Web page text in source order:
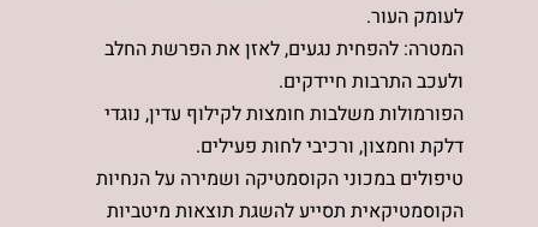
לעומק העור.
המטרה: להפחית נגעים, לאזן את הפרשת החלב
ולעכב התרבות חיידקים.
הפורמולות משלבות חומצות לקילוף עדין, נוגדי
דלקת וחמצון, ורכיבי לחות פעילים.
טיפולים במכוני הקוסמטיקה ושמירה על הנחיות
הקוסמטיקאית תסייע להשגת תוצאות מיטביות